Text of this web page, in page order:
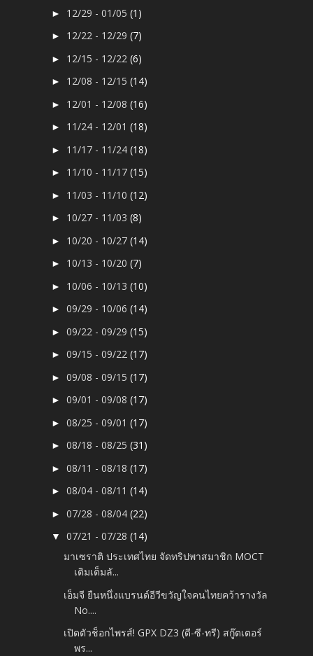
► 12/29 - 01/05(1)
► 12/22 - 12/29(7)
► 12/15 - 12/22(6)
► 12/08 - 12/15(14)
► 12/01 - 12/08(16)
► 11/24 - 12/01(18)
► 11/17 - 11/24(18)
► 11/10 - 11/17(15)
► 11/03 - 11/10(12)
► 10/27 - 11/03(8)
► 10/20 - 10/27(14)
► 10/13 - 10/20(7)
► 10/06 - 10/13(10)
►09/29 - 10/06(14)
►09/22 - 09/29(15)
►09/15 - 09/22(17)
►09/08 - 09/15(17)
►09/01 - 09/08(17)
►08/25 - 09/01(17)
►08/18 - 08/25(31)
►08/11 - 08/18(17)
►08/04 - 08/11(14)
►07/28 - 08/04(22)
▼07/21 - 07/28(14)
มาเซราติ ประเทศไทย จัดทริปพาสมาชิก MOCT
เติมเต็มลั...
เอ็มจี ยืนหนึ่งแบรนด์อีวีขวัญใจคนไทยคว้ารางวัล
No....
เปิดตัวช็อกไพรส์! GPX DZ3 (ดี-ซี-ทรี) สกู๊ตเตอร์
พร...